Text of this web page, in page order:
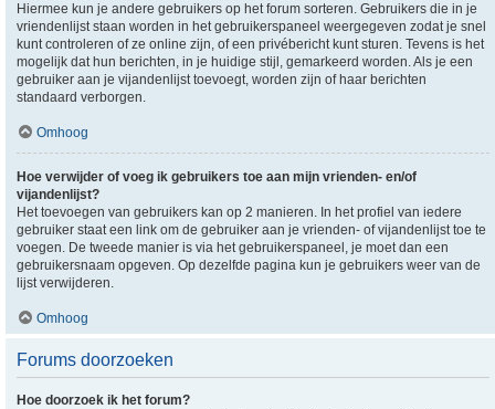
Hiermee kun je andere gebruikers op het forum sorteren. Gebruikers die in je
vriendenlijst staan worden in het gebruikerspaneel weergegeven zodat je snel
kunt controleren of ze online zijn, of een privébericht kunt sturen. Tevens is het
mogelijk dat hun berichten, in je huidige stijl, gemarkeerd worden. Als je een
gebruiker aan je vijandenlijst toevoegt, worden zijn of haar berichten
standaard verborgen.
Omhoog
Hoe verwijder of voeg ik gebruikers toe aan mijn vrienden- en/of
vijandenlijst?
Het toevoegen van gebruikers kan op 2 manieren. In het profiel van iedere
gebruiker staat een link om de gebruiker aan je vrienden- of vijandenlijst toe te
voegen. De tweede manier is via het gebruikerspaneel, je moet dan een
gebruikersnaam opgeven. Op dezelfde pagina kun je gebruikers weer van de
lijst verwijderen.
Omhoog
Forums doorzoeken
Hoe doorzoek ik het forum?